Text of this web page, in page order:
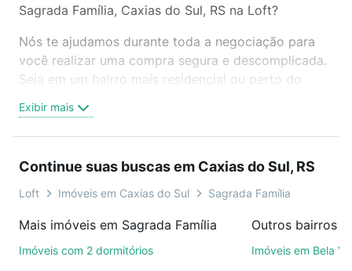
Sagrada Família, Caxias do Sul, RS na Loft?
Nós te ajudamos durante toda a negociação para
você realizar uma compra segura e descomplicada.
Seja em um bairro mais residencial ou perto do
oferta ideal de Imóveis com 1 suite à venda em
Sagrada Família, Caxias do Sul, RS para conquistar
videochamada, é grátis, sem compromisso e você
ainda conta com mais de 46 mil corretores e
de imóveis.
Exibir mais
Continue suas buscas em Caxias do Sul, RS
Loft Imóveis em Caxias do Sul Sagrada Família
Mais imóveis em Sagrada Família
Imóveis com 2 dormitórios
Imóveis em Bela